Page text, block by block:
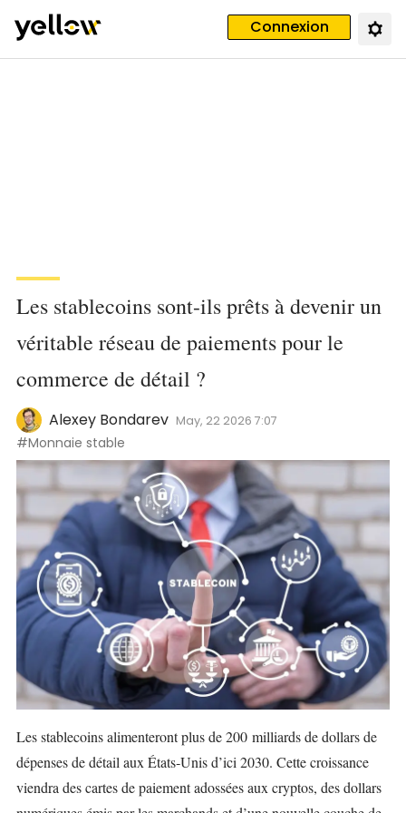
Connexion
Les stablecoins sont-ils prêts à devenir un
véritable réseau de paiements pour le
commerce de détail ?
Alexey Bondarev May, 22 2026 7:07
#Monnaie stable
Les stablecoins alimenteront plus de 200 milliards de dollars de
dépenses de détail aux États‑Unis d’ici 2030. Cette croissance
viendra des cartes de paiement adossées aux cryptos, des dollars